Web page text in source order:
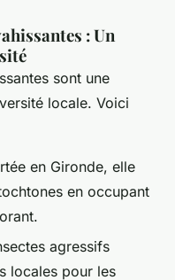
: Un
sont une
locale. Voici
en Gironde, elle
en occupant
agressifs
locales pour les